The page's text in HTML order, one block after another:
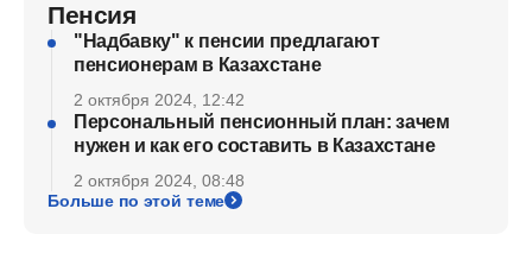
Пенсия
"Надбавку" к пенсии предлагают
пенсионерам в Казахстане
2 октября 2024, 12:42
Персональный пенсионный план: зачем
нужен и как его составить в Казахстане
2 октября 2024, 08:48
Больше по этой теме